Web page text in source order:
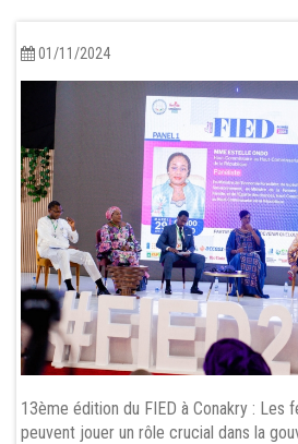
01/11/2024
13ème édition du FIED à Conakry : Les
peuvent jouer un rôle crucial dans la